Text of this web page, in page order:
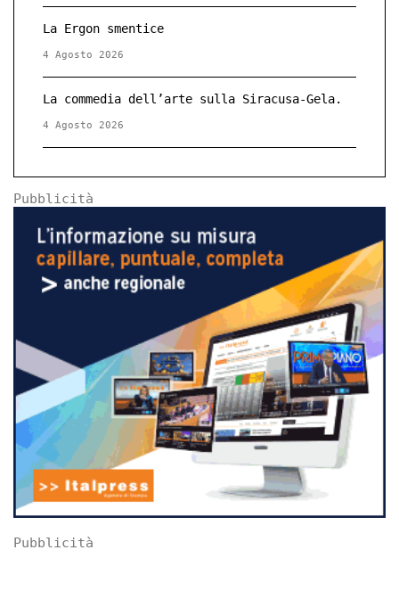
La Ergon smentice
4 Agosto 2026
La commedia dell’arte sulla Siracusa-Gela.
4 Agosto 2026
Pubblicità
Pubblicità